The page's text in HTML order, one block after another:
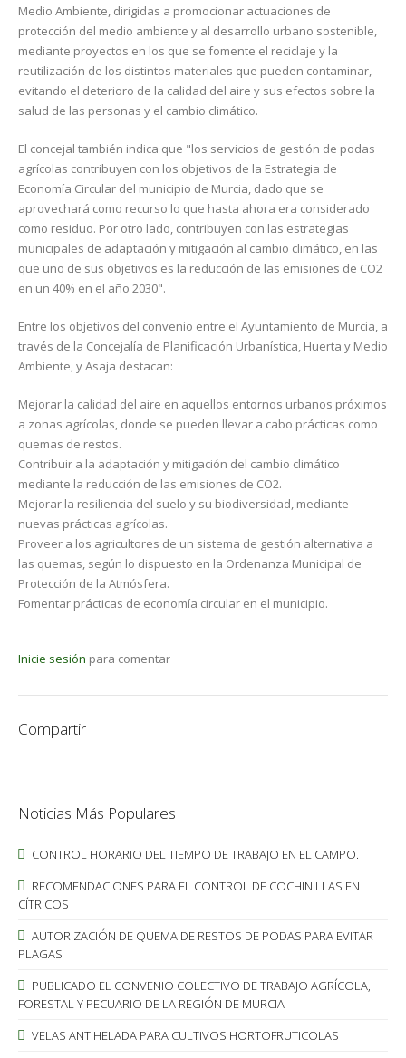
Medio Ambiente, dirigidas a promocionar actuaciones de
protección del medio ambiente y al desarrollo urbano sostenible,
mediante proyectos en los que se fomente el reciclaje y la
reutilización de los distintos materiales que pueden contaminar,
evitando el deterioro de la calidad del aire y sus efectos sobre la
salud de las personas y el cambio climático.
El concejal también indica que "los servicios de gestión de podas
agrícolas contribuyen con los objetivos de la Estrategia de
Economía Circular del municipio de Murcia, dado que se
aprovechará como recurso lo que hasta ahora era considerado
como residuo. Por otro lado, contribuyen con las estrategias
municipales de adaptación y mitigación al cambio climático, en las
que uno de sus objetivos es la reducción de las emisiones de CO2
en un 40% en el año 2030".
Entre los objetivos del convenio entre el Ayuntamiento de Murcia, a
través de la Concejalía de Planificación Urbanística, Huerta y Medio
Ambiente, y Asaja destacan:
Mejorar la calidad del aire en aquellos entornos urbanos próximos
a zonas agrícolas, donde se pueden llevar a cabo prácticas como
quemas de restos.
Contribuir a la adaptación y mitigación del cambio climático
mediante la reducción de las emisiones de CO2.
Mejorar la resiliencia del suelo y su biodiversidad, mediante
nuevas prácticas agrícolas.
Proveer a los agricultores de un sistema de gestión alternativa a
las quemas, según lo dispuesto en la Ordenanza Municipal de
Protección de la Atmósfera.
Fomentar prácticas de economía circular en el municipio.
Inicie sesión para comentar
Compartir
Noticias Más Populares
CONTROL HORARIO DEL TIEMPO DE TRABAJO EN EL CAMPO.
RECOMENDACIONES PARA EL CONTROL DE COCHINILLAS EN
CÍTRICOS
AUTORIZACIÓN DE QUEMA DE RESTOS DE PODAS PARA EVITAR
PLAGAS
PUBLICADO EL CONVENIO COLECTIVO DE TRABAJO AGRÍCOLA,
FORESTAL Y PECUARIO DE LA REGIÓN DE MURCIA
VELAS ANTIHELADA PARA CULTIVOS HORTOFRUTICOLAS